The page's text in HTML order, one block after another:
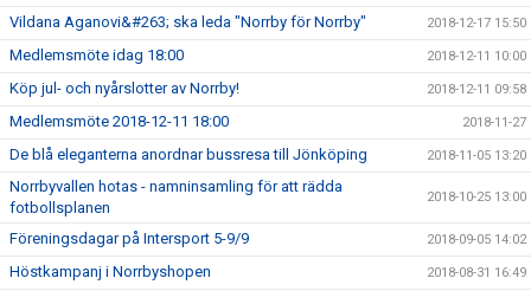
Vildana Aganovi&#263; ska leda "Norrby för Norrby" 2018-12-17 15:50
Medlemsmöte idag 18:00 2018-12-11 10:00
Köp jul- och nyårslotter av Norrby! 2018-12-11 09:58
Medlemsmöte 2018-12-11 18:00 2018-11-27
De blå eleganterna anordnar bussresa till Jönköping 2018-11-05 13:20
Norrbyvallen hotas - namninsamling för att rädda
fotbollsplanen
2018-10-25 13:00
Föreningsdagar på Intersport 5-9/9 2018-09-05 14:02
Höstkampanj i Norrbyshopen 2018-08-31 16:49